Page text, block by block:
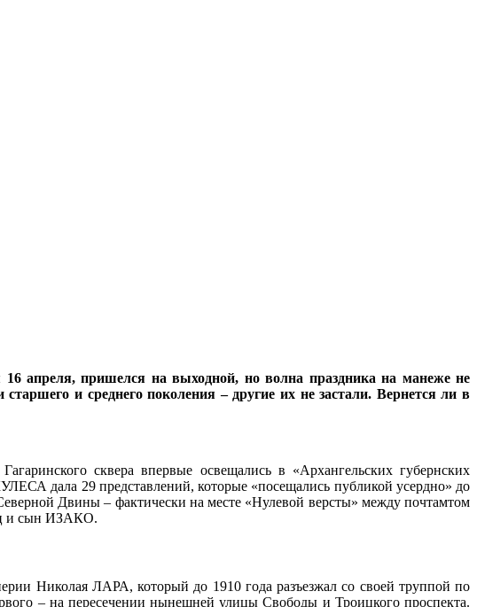
апреля, пришелся на выходной, но волна праздника на манеже не
и среднего поколения – другие их не застали. Вернется ли в
сквера впервые освещались в «Архангельских губернских
дала 29 представлений, которые «посещались публикой усердно» до
Двины – фактически на месте «Нулевой версты» между почтамтом
и сын ИЗАКО.
Николая ЛАРА, который до 1910 года разъезжал со своей труппой по
– на пересечении нынешней улицы Свободы и Троицкого проспекта.